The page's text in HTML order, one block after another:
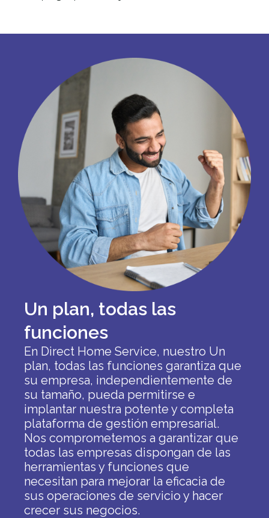
Un plan, todas las
funciones
En Direct Home Service, nuestro Un
plan, todas las funciones garantiza que
su empresa, independientemente de
su tamaño, pueda permitirse e
implantar nuestra potente y completa
plataforma de gestión empresarial.
Nos comprometemos a garantizar que
todas las empresas dispongan de las
herramientas y funciones que
necesitan para mejorar la eficacia de
sus operaciones de servicio y hacer
crecer sus negocios.